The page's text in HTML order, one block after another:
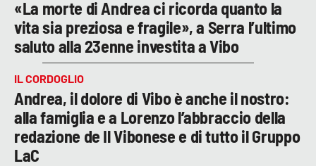
«La morte di Andrea ci ricorda quanto la
vita sia preziosa e fragile», a Serra l’ultimo
saluto alla 23enne investita a Vibo
IL CORDOGLIO
Andrea, il dolore di Vibo è anche il nostro:
alla famiglia e a Lorenzo l’abbraccio della
redazione de Il Vibonese e di tutto il Gruppo
LaC